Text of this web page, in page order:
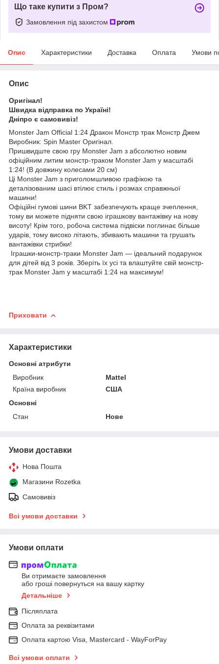
Що таке купити з Пром?
Замовлення під захистом
Опис Характеристики Доставка Оплата Умови
Опис
Оригінал!
Швидка відправка по Україні!
Дніпро є самовивіз!
Monster Jam Official 1:24 Дракон Монстр трак Монстр Джем
Виробник: Spin Master Оригінал.
Пришвидште свою гру Monster Jam з абсолютно новим
офіційним литим монстр-траком Monster Jam у масштабі
1:24! (В довжину колесами 20 см)
Ці Monster Jam з приголомшливою графікою та
деталізованим шасі втілює стиль і розмах справжньої
машини!
Офіційні гумові шини BKT забезпечують краще зчеплення,
тому ви можете підняти свою іграшкову вантажівку на нову
висоту! Крім того, робоча система підвіски поглинає більше
ударів, тому високо літають, збивають машини та грушать
вантажівки стрибки!
Іграшки-монстр-траки Monster Jam — ідеальний подарунок
для дітей від 3 років. Зберіть їх усі та влаштуйте свій монстр-
трак Monster Jam у масштабі 1:24 на максимум!
Приховати
Характеристики
Основні атрибути
Виробник
Mattel
Країна виробник
США
Основні
Стан
Нове
Умови доставки
Нова Пошта
Магазини Rozetka
Самовивіз
Всі умови доставки
Умови оплати
Ви отримаєте замовлення
або гроші повернуться на вашу картку
Детальніше
Післяплата
Оплата за реквізитами
Оплата картою Visa, Mastercard - WayForPay
Всі умови оплати